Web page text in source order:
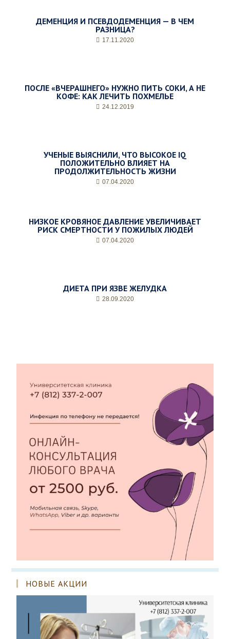
ДЕМЕНЦИЯ И ПСЕВДОДЕМЕНЦИЯ — В ЧЕМ
РАЗНИЦА?
17.11.2020
ПОСЛЕ «ВЧЕРАШНЕГО» НУЖНО ПИТЬ СОКИ, А НЕ
КОФЕ: КАК ЛЕЧИТЬ ПОХМЕЛЬЕ
24.12.2019
УЧЕНЫЕ ВЫЯСНИЛИ, ЧТО ВЫСОКОЕ IQ
ПОЛОЖИТЕЛЬНО ВЛИЯЕТ НА
ПРОДОЛЖИТЕЛЬНОСТЬ ЖИЗНИ
07.04.2020
НИЗКОЕ КРОВЯНОЕ ДАВЛЕНИЕ УВЕЛИЧИВАЕТ
РИСК СМЕРТНОСТИ У ПОЖИЛЫХ ЛЮДЕЙ
07.04.2020
ДИЕТА ПРИ ЯЗВЕ ЖЕЛУДКА
28.09.2020
НОВЫЕ АКЦИИ